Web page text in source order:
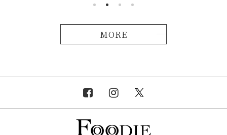
MORE